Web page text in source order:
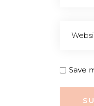
Save